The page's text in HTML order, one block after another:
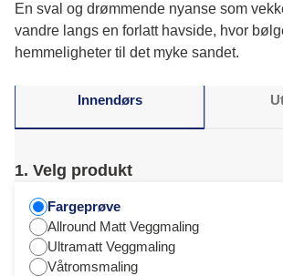
En sval og drømmende nyanse som
vandre langs en forlatt havside, hvor
hemmeligheter til det myke sandet.
Innendørs
1. Velg produkt
Fargeprøve
Allround Matt Veggmaling
Ultramatt Veggmaling
Våtromsmaling